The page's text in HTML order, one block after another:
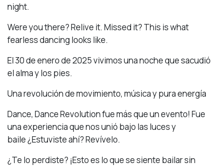
night.
Were you there? Relive it. Missed it? This is what
fearless dancing looks like.
El 30 de enero de 2025 vivimos una noche que sacudió
el alma y los pies.
Una revolución de movimiento, música y pura energía
Dance, Dance Revolution fue más que un evento! Fue
una experiencia que nos unió bajo las luces y
baile ¿Estuviste ahí? Revívelo.
¿Te lo perdiste? ¡Esto es lo que se siente bailar sin